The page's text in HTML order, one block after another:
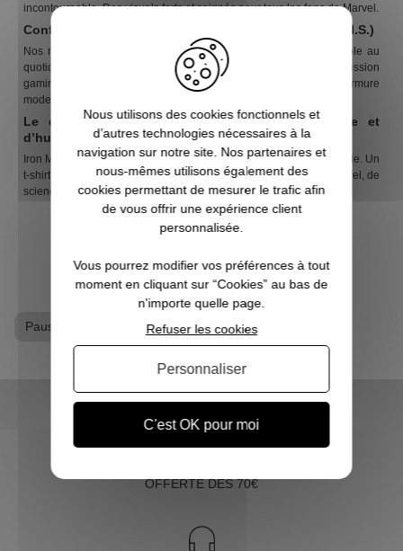
incontournable. Des visuels forts et soignés pour tous les fans de Marvel.
Confort technologique (sans avoir besoin de J.A.R.V.I.S.)
Nos modèles sont conçus en coton doux, pour une tenue agréable au
quotidien. Que vous soyez dans un open space ou en pleine session
gaming, vous porterez votre t-shirt Iron Man comme une armure
moderne.
Le cadeau parfait pour les fans de technologie et
d’humour
Iron Man, c’est le héros de ceux qui aiment allier intelligence et style. Un
t-shirt à son effigie, c’est le cadeau idéal pour les amateurs de Marvel, de
science-fiction, ou simplement de Tony Stark.
Découvrez d’autres pages :
Pause Canap
OFFERTE DÈS 70€
Nous utilisons des cookies fonctionnels et
d’autres technologies nécessaires à la
navigation sur notre site. Nos partenaires et
nous-mêmes utilisons également des
cookies permettant de mesurer le trafic afin
de vous offrir une expérience client
personnalisée.
Vous pourrez modifier vos préférences à tout
moment en cliquant sur “Cookies” au bas de
n'importe quelle page.
C'est OK pour moi
Refuser les cookies
Personnaliser